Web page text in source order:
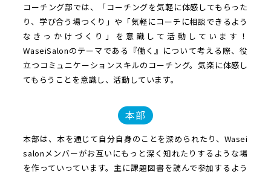
コーチング部では、「コーチングを気軽に体感してもらった
り、学び合う場つくり」や「気軽にコーチに相談できるよう
なきっかけづくり」を意識して活動しています！
WaseiSalonのテーマである『働く』について考える際、役
立つコミュニケーションスキルのコーチング。気楽に体感し
てもらうことを意識し、活動しています。
本部
本部は、本を通じて自分自身のことを深められたり、Wasei
salonメンバーがお互いにもっと深く知れたりするような場
を作っていっています。主に課題図書を読んで参加するよう